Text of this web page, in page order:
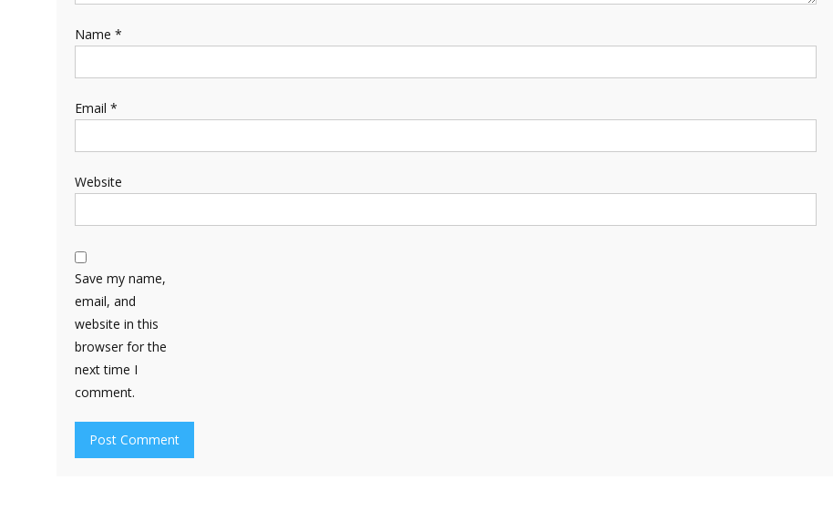
Name *
Email *
Website
Save my name,
email, and
website in this
browser for the
next time I
comment.